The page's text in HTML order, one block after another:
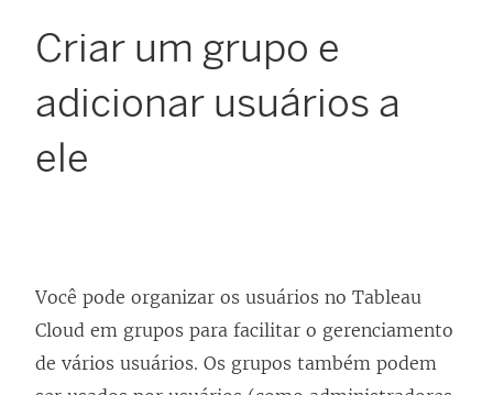
Criar um grupo e
adicionar usuários a
ele
Você pode organizar os usuários no Tableau
Cloud em grupos para facilitar o gerenciamento
de vários usuários. Os grupos também podem